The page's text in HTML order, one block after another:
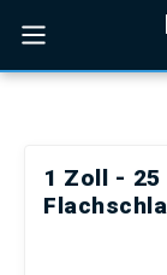
Zum Hauptinhalt
1 Zoll - 25